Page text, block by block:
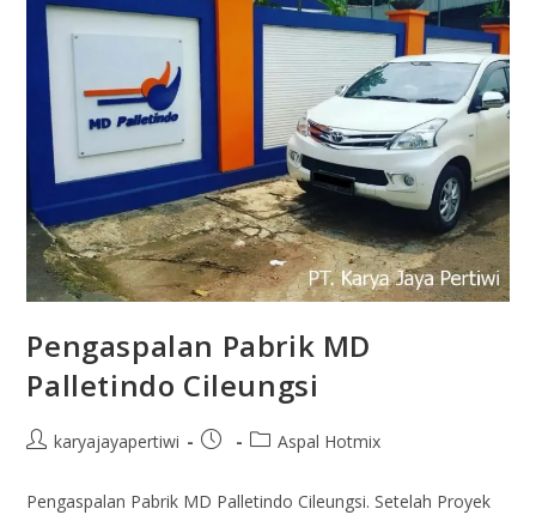
Pengaspalan Pabrik MD
Palletindo Cileungsi
karyajayapertiwi Aspal Hotmix
Pengaspalan Pabrik MD Palletindo Cileungsi. Setelah Proyek